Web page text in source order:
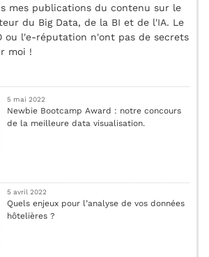
mes publications du contenu sur le
du Big Data, de la BI et de l'IA. Le
ou l'e-réputation n'ont pas de secrets
moi !
5 mai 2022
Newbie Bootcamp Award : notre concours
de la meilleure data visualisation.
5 avril 2022
Quels enjeux pour l’analyse de vos données
hôtelières ?